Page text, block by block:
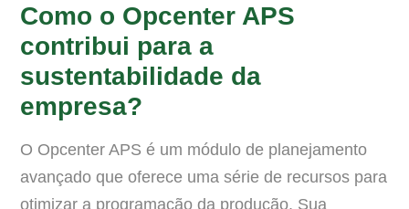
Como o Opcenter APS
contribui para a
sustentabilidade da
empresa?
O Opcenter APS é um módulo de planejamento
avançado que oferece uma série de recursos para
otimizar a programação da produção. Sua